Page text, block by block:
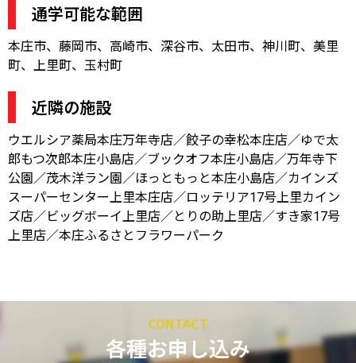
通学可能な範囲
本庄市、藤岡市、高崎市、深谷市、太田市、神川町、美里
町、上里町、玉村町
近隣の施設
ウエルシア薬局本庄万年寺店／餃子の幸松本庄店／ゆで太
郎もつ次郎本庄小島店／ブックオフ本庄小島店／万年寺下
公園／茂木洋ラン園／ほっともっと本庄小島店／カインズ
スーパーセンター上里本庄店／ロッテリア17号上里カイン
ズ店／ビッグボーイ上里店／とりの助上里店／すき家17号
上里店／本庄ふるさとフラワーパーク
CONTACT
各種お申し込み